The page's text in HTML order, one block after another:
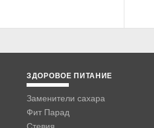
ЗДОРОВОЕ ПИТАНИЕ
Заменители сахара
Фит Парад
Стевия